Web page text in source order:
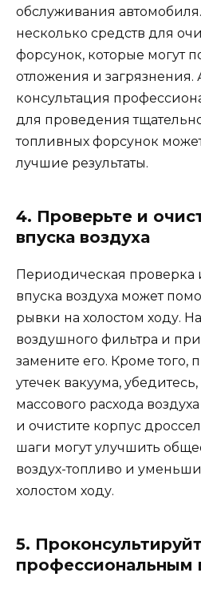
обслуживания
несколько средств для
форсунок, которые могут
отложения и загрязнения.
консультация
для проведения
топливных форсунок
лучшие результаты.
4. Проверьте и
впуска воздуха
Периодическая проверка
впуска воздуха может
рывки на холостом ходу.
воздушного фильтра и
замените его. Кроме того,
утечек вакуума,
массового расхода
и очистите корпус
шаги могут улучшить
воздух-топливо и
холостом ходу.
5.
профессиональным